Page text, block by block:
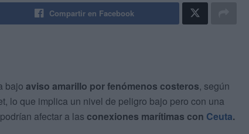
Compartir en Facebook
bajo aviso amarillo por fenómenos costeros, según
lo que implica un nivel de peligro bajo pero con una
afectar a las conexiones marítimas con Ceuta.